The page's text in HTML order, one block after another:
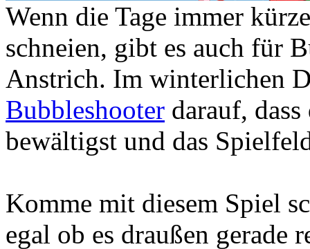
Wenn die Tage immer
schneien, gibt es auch für
Anstrich. Im winterlichen
Bubbleshooter darauf,
bewältigst und das
Komme mit diesem Spiel
egal ob es draußen gerade